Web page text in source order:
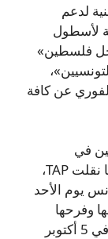
لدعم
لأسطول
فلسطين»
عن كافة
في
الأسطول إلى إسطنبول السبت، بحسب ما نقلت TAP،
يوم الأحد
وفرحها
بوصولهم. التُقطت مشاهد الاستقبال هذه في 5 أكتوبر